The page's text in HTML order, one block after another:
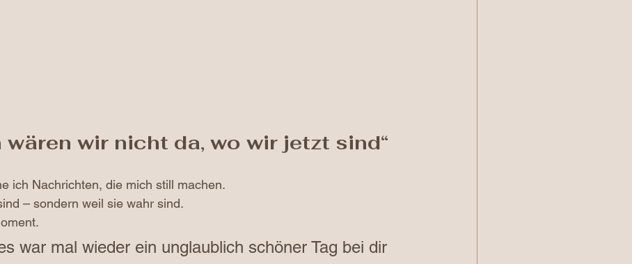
wären wir nicht da, wo wir jetzt sind“
ich Nachrichten, die mich still machen.
– sondern weil sie wahr sind.
war mal wieder ein unglaublich schöner Tag bei dir